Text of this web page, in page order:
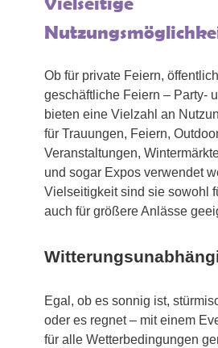
Ob für private Feiern,
geschäftliche Feiern – Party-
bieten eine Vielzahl an
für Trauungen, Feiern,
Veranstaltungen,
und sogar Expos verwendet
Vielseitigkeit sind sie sowohl
auch für größere Anlässe
Egal, ob es sonnig ist,
oder es regnet – mit einem
für alle Wetterbedingungen